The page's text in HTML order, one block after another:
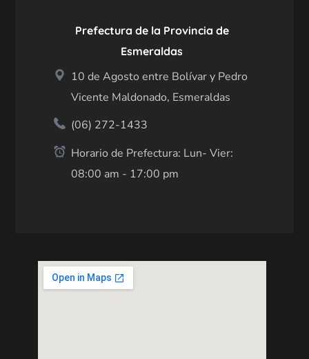
Prefectura de la Provincia de
Esmeraldas
10 de Agosto entre Bolívar y Pedro
Vicente Maldonado, Esmeraldas
(06) 272-1433
Horario de Prefectura: Lun- Vier:
08:00 am - 17:00 pm